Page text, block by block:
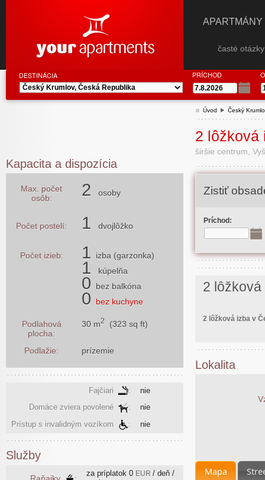
časté
DESTINÁCIA PRÍCHOD
Úvod Český
2 lôžková
širšie centrum,
Zistiť
Príchod:
2
2 lôžková izba v
Lokalita
Mapa
Kapacita a dispozícia
Max. počet
osôb:
2 osoby
Počet postelí: 1 dvojlôžko
Počet izieb: 1 izba (garzonka)
1 kúpelňa
0 bez balkóna
0 bez kuchyne
Podlahová
plocha:
30 m2 (323 sq ft)
Podlažie: prízemie
Fajčiari :
nie
Domáce zviera povolené
:
nie
Prístup s invalidným vozíkom
: nie
Služby
Raňajky :
za príplatok 0 EUR / deň /